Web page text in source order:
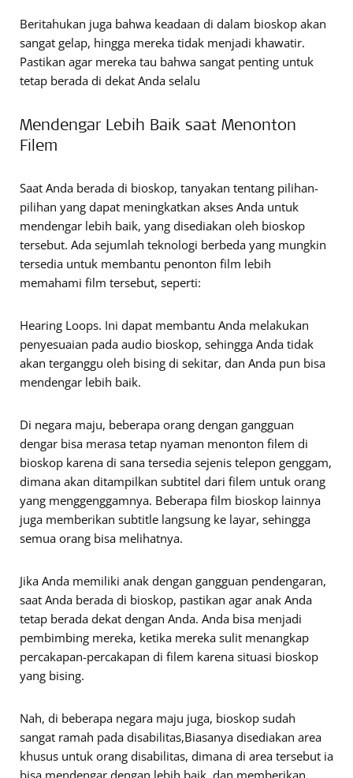
Beritahukan juga bahwa keadaan di dalam bioskop akan
sangat gelap, hingga mereka tidak menjadi khawatir.
Pastikan agar mereka tau bahwa sangat penting untuk
tetap berada di dekat Anda selalu
Mendengar Lebih Baik saat Menonton
Filem
Saat Anda berada di bioskop, tanyakan tentang pilihan-
pilihan yang dapat meningkatkan akses Anda untuk
mendengar lebih baik, yang disediakan oleh bioskop
tersebut. Ada sejumlah teknologi berbeda yang mungkin
tersedia untuk membantu penonton film lebih
memahami film tersebut, seperti:
Hearing Loops. Ini dapat membantu Anda melakukan
penyesuaian pada audio bioskop, sehingga Anda tidak
akan terganggu oleh bising di sekitar, dan Anda pun bisa
mendengar lebih baik.
Di negara maju, beberapa orang dengan gangguan
dengar bisa merasa tetap nyaman menonton filem di
bioskop karena di sana tersedia sejenis telepon genggam,
dimana akan ditampilkan subtitel dari filem untuk orang
yang menggenggamnya. Beberapa film bioskop lainnya
juga memberikan subtitle langsung ke layar, sehingga
semua orang bisa melihatnya.
Jika Anda memiliki anak dengan gangguan pendengaran,
saat Anda berada di bioskop, pastikan agar anak Anda
tetap berada dekat dengan Anda. Anda bisa menjadi
pembimbing mereka, ketika mereka sulit menangkap
percakapan-percakapan di filem karena situasi bioskop
yang bising.
Nah, di beberapa negara maju juga, bioskop sudah
sangat ramah pada disabilitas,Biasanya disediakan area
khusus untuk orang disabilitas, dimana di area tersebut ia